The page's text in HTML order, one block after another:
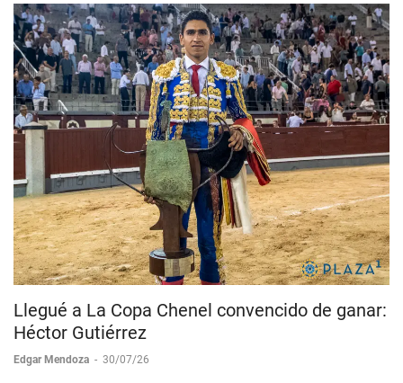
Llegué a La Copa Chenel convencido de ganar:
Héctor Gutiérrez
Edgar Mendoza - 30/07/26